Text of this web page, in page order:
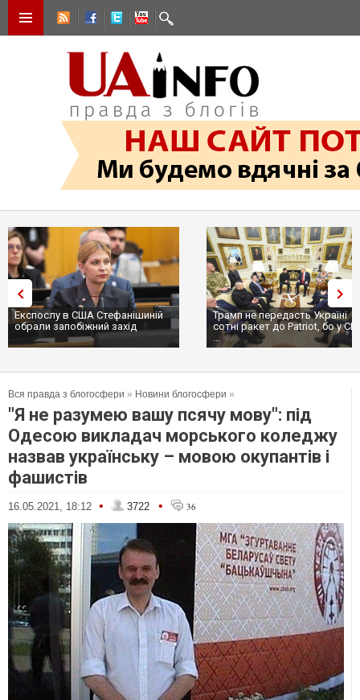
Експослу в США Стефанішиній
обрали запобіжний захід
Трамп не передасть Україні
сотні ракет до Patriot, бо у
...
Вся правда з блогосфери » Новини блогосфери »
"Я не разумею вашу псячу мову": під
Одесою викладач морського коледжу
назвав українську – мовою окупантів і
фашистів
16.05.2021, 18:12 • 3722 • 36